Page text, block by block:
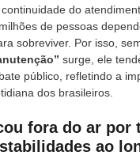
do
de pessoas
sobreviver. Por isso,
surge, ele
público, refletindo a
dos brasileiros.
fora do ar por
ao